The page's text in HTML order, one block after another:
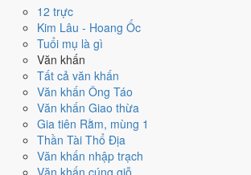
12 trực
Kim Lâu - Hoang Ốc
Tuổi mụ là gì
Văn khấn
Tất cả văn khấn
Văn khấn Ông Táo
Văn khấn Giao thừa
Gia tiên Rằm, mùng 1
Thần Tài Thổ Địa
Văn khấn nhập trạch
Văn khấn cúng giỗ
Cách tính ngày tốt
Khai trương - mở cửa hàng
Tốt
Khai trương - mở cửa hàng hôm nay ở
Cách tính ngày tốt
Ký hợp đồng - giao ước
Rất tốt
Ký hợp đồng - giao ước hôm nay ở
Cách tính ngày tốt